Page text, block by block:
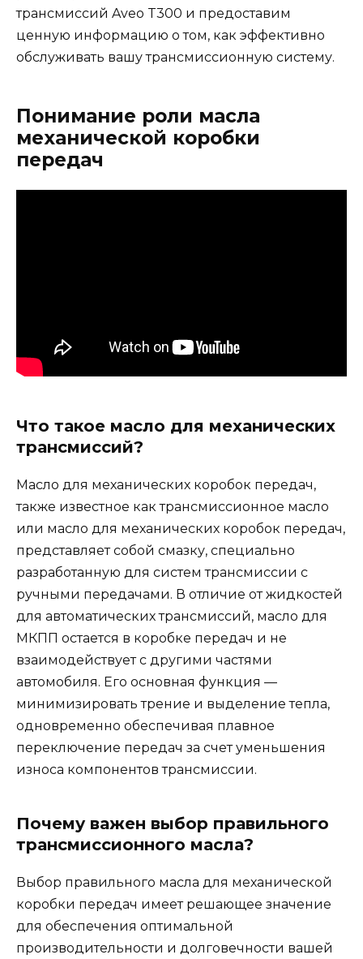
трансмиссий Aveo T300 и предоставим
ценную информацию о том, как эффективно
обслуживать вашу трансмиссионную систему.
Понимание роли масла
механической коробки
передач
Что такое масло для механических
трансмиссий?
Масло для механических коробок передач,
также известное как трансмиссионное масло
или масло для механических коробок передач,
представляет собой смазку, специально
разработанную для систем трансмиссии с
ручными передачами. В отличие от жидкостей
для автоматических трансмиссий, масло для
МКПП остается в коробке передач и не
взаимодействует с другими частями
автомобиля. Его основная функция —
минимизировать трение и выделение тепла,
одновременно обеспечивая плавное
переключение передач за счет уменьшения
износа компонентов трансмиссии.
Почему важен выбор правильного
трансмиссионного масла?
Выбор правильного масла для механической
коробки передач имеет решающее значение
для обеспечения оптимальной
производительности и долговечности вашей